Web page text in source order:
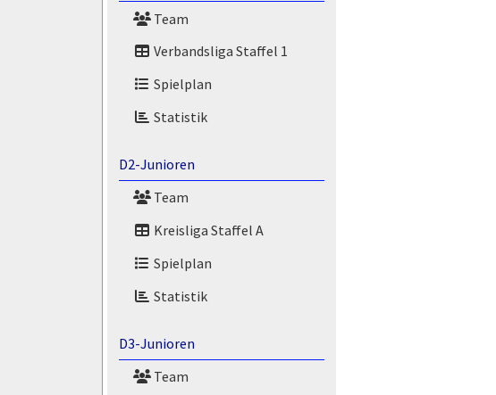
Team
Verbandsliga Staffel 1
Spielplan
Statistik
D2-Junioren
Team
Kreisliga Staffel A
Spielplan
Statistik
D3-Junioren
Team